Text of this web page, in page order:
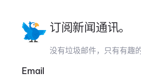
订阅新闻通讯。
没有垃圾邮件，只有有趣
Email